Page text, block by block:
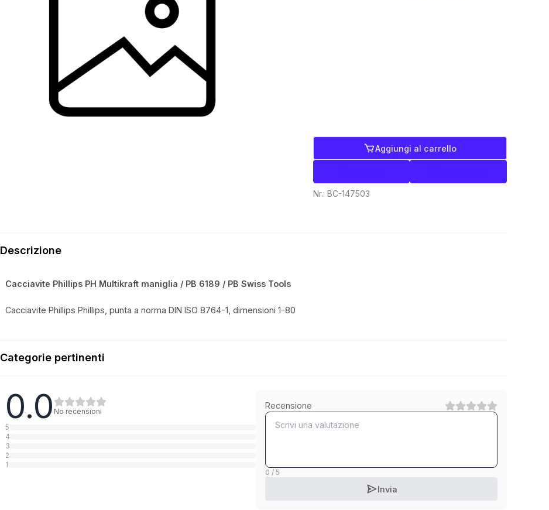
Aggiungi al carrello
Nr.: BC-147503
Descrizione
Cacciavite Phillips PH Multikraft maniglia / PB 6189 / PB Swiss Tools
Cacciavite Phillips Phillips, punta a norma DIN ISO 8764-1, dimensioni 1-80
Categorie pertinenti
Schraubenzieher Schlitz
1 Categoria
Schraubenzieher Pozidriv
1 Categoria
Recensione
0 / 5
Invia
0.0 No recensioni
5
4
3
2
1